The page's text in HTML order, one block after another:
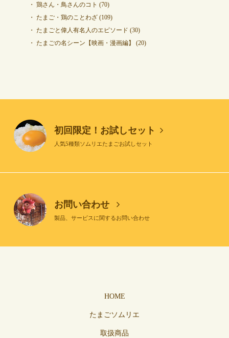
鶏さん・鳥さんのコト (70)
たまご・鶏のことわざ(109)
たまごと偉人有名人のエピソード (30)
たまごの名シーン【映画・漫画編】
(20)
初回限定！お試しセット
人気5種類ソムリエたまごお試しセット
お問い合わせ
製品、サービスに関するお問い合わせ
HOME
たまごソムリエ
取扱商品